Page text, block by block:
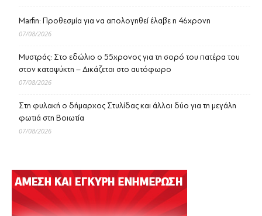
Marfin: Προθεσμία για να απολογηθεί έλαβε η 46χρονη
07/08/2026
Μυστράς: Στο εδώλιο ο 55χρονος για τη σορό του πατέρα του
στον καταψύκτη – Δικάζεται στο αυτόφωρο
07/08/2026
Στη φυλακή ο δήμαρχος Στυλίδας και άλλοι δύο για τη μεγάλη
φωτιά στη Βοιωτία
07/08/2026